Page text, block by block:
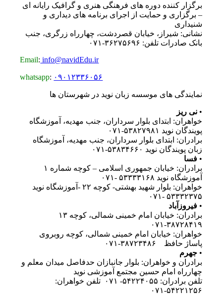
برگزار کننده دوره های فرهنگی هنری و گرافیک رایانه ای
– برگزاری و حمایت از اجرای برنامه های دیداری و
شنیداری
نشانی: شیراز، خیابان قصردشت، چهارراه زرگری، جنب
بانک صادرات تلفن: ۳۶۲۷۵۶۹۶-۰۷۱
Email: info@navidEdu.ir
whatsapp: ۰۹۰۱۲۳۳۶۰۵۶
نمایندگی های موسسه زبان نوید در شهرستان ها
• نی ریز
خواهران: ابتدای بلوار سرداران، جنب مهدیه، آموزشگاه
پویندگان نوید ۵۳۸۲۷۹۸۱-۰۷۱
برادران: ابتدای بلوار سرداران، جنب مهدیه، آموزشگاه
زبان پویندگان نوید ۵۳۸۳۴۶۶۰-۰۷۱
• فسا
برادران: خیابان جمهوری اسلامی – کوچه شماره ۱
آموزشگاه نوید ۵۳۳۳۳۱۶۸ -۰۷۱
خواهران: بلوار شهید بهشتی- کوچه ۲۲ -آموزشگاه نوید
۵۳۳۳۲۳۷۵ -۰۷۱
• فیروزآباد
۳۸۷۲۸۴۱۹-۰۷۱
خواهران: خیابان امام خمینی شمالی، کوچه روبروی
پاساژ حافظ ۳۸۷۲۳۴۸۶-۰۷۱
• جهرم
برادران و خواهران: بلوار جانبازان حدفاصل میدان معلم و
چهارراه امام حسین مجتمع آموزشی نوید
تلفن برادران: ۵۴۲۲۴۰۵۵- ۰۷۱ تلفن خواهران:
۵۴۲۲۱۲۵۶-۰۷۱